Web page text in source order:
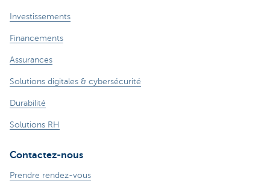
Investissements
Financements
Assurances
Solutions digitales & cybersécurité
Durabilité
Solutions RH
Contactez-nous
Prendre rendez-vous